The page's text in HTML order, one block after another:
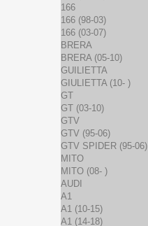
166
166 (98-03)
166 (03-07)
BRERA
BRERA (05-10)
GUILIETTA
GIULIETTA (10- )
GT
GT (03-10)
GTV
GTV (95-06)
GTV SPIDER (95-06)
MITO
MITO (08- )
AUDI
A1
A1 (10-15)
A1 (14-18)